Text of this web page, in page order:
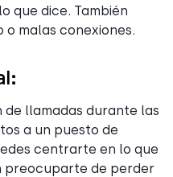
que dice. También
malas conexiones.
llamadas durante las
a un puesto de
centrarte en lo que
preocuparte de perder